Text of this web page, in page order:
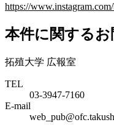
https://
本件に関する
拓殖大学 広報室
TEL
03-3947-7160
E-mail